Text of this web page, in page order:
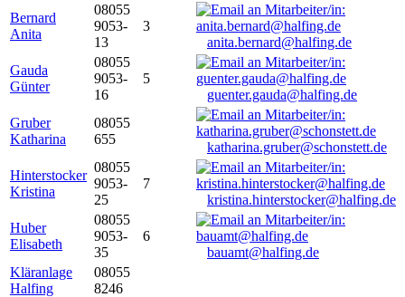
Bernard
Anita
08055
9053-
13
3
anita.bernard@halfing.de
Gauda
Günter
08055
9053-
16
5
guenter.gauda@halfing.de
Gruber
Katharina
08055
655
katharina.gruber@schonstett.de
Hinterstocker
Kristina
08055
9053-
25
7
kristina.hinterstocker@halfing.de
Huber
Elisabeth
08055
9053-
35
6
bauamt@halfing.de
Kläranlage
Halfing
08055
8246